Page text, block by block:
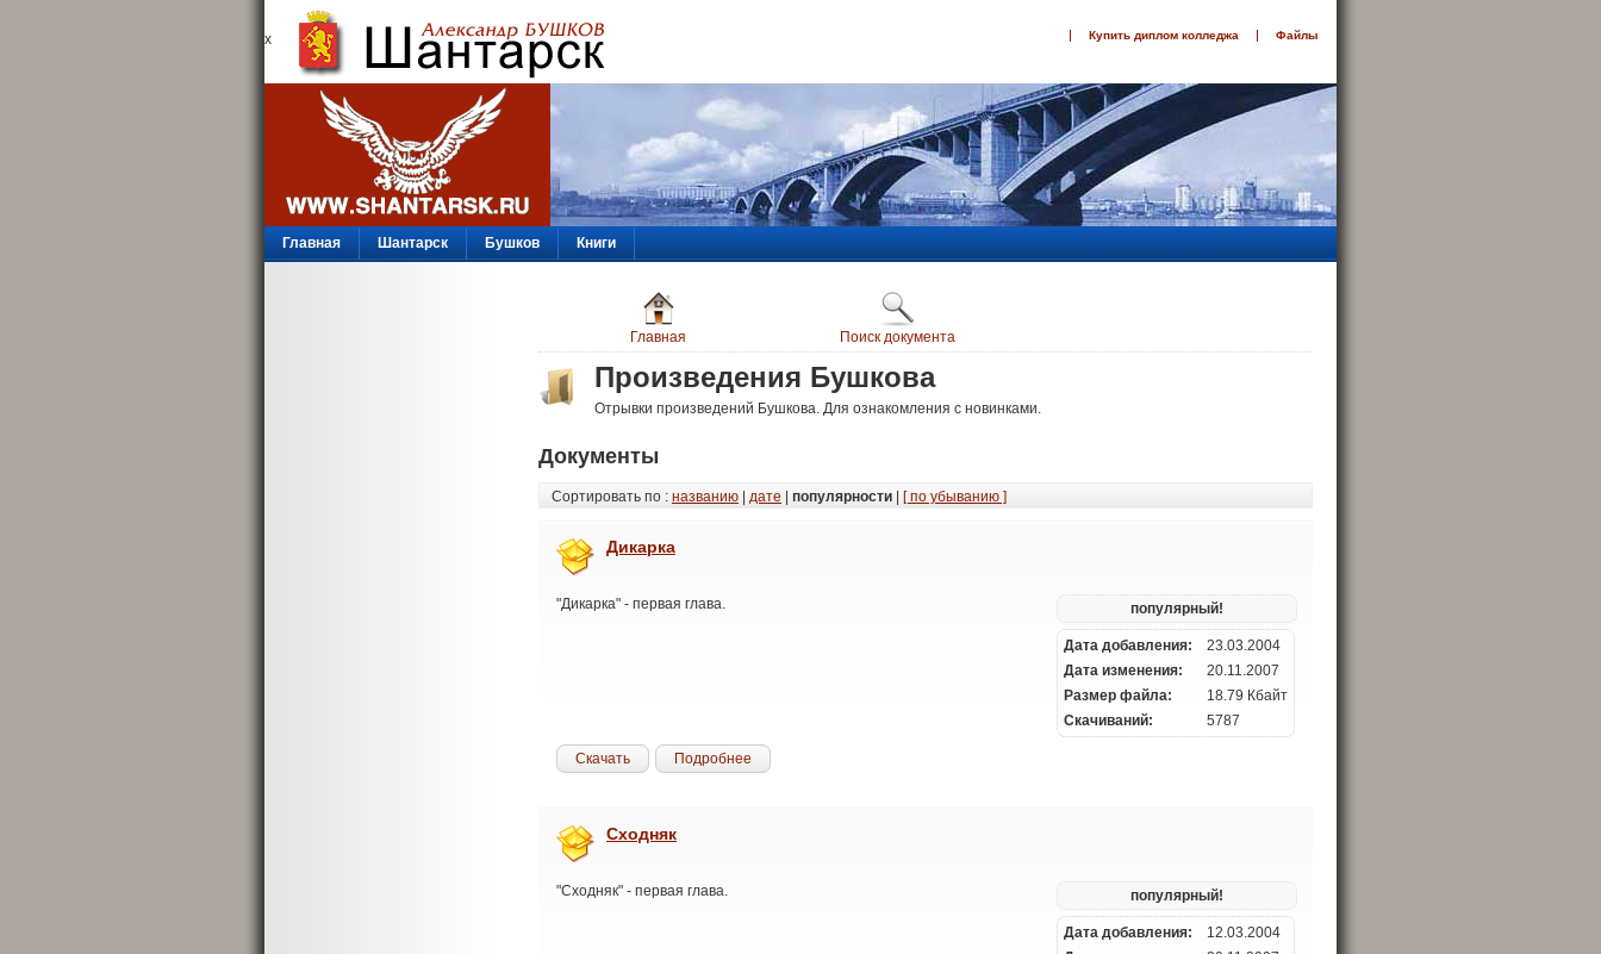
Файлы
Купить диплом колледжа
х
Главная Шантарск Бушков Книги
Главная Поиск документа
Произведения Бушкова
Отрывки произведений Бушкова. Для ознакомления с новинками.
Документы
Сортировать по : названию дате популярности [ по убыванию ]
Дикарка
популярный!
Дата добавления:
23.03.2004
Дата изменения:
20.11.2007
Размер файла:
18.79 Кбайт
Скачиваний:
5787
"Дикарка" - первая глава.
Скачать Подробнее
Сходняк
популярный!
Дата добавления:
12.03.2004
"Сходняк" - первая глава.